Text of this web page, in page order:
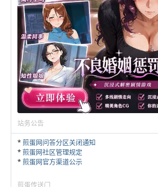
站务公告
*煎蛋网问答分区关闭通知
*煎蛋网社区管理规定
*煎蛋网官方渠道公示
煎蛋传送门